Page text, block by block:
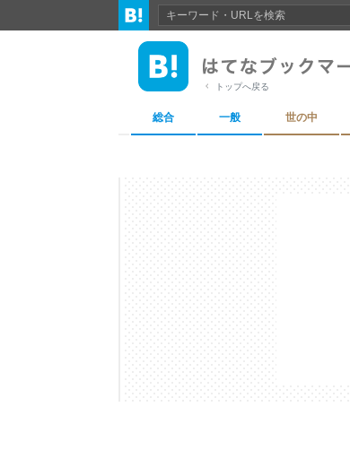
トップへ戻る
総合 一般 世の中